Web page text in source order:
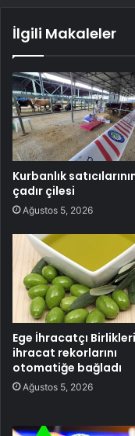
İlgili Makaleler
Kurbanlık
çadır çilesi
Ağustos 5, 2026
Ege İhracatçı Birlikleri
ihracat rekorlarını
otomatiğe bağladı
Ağustos 5, 2026